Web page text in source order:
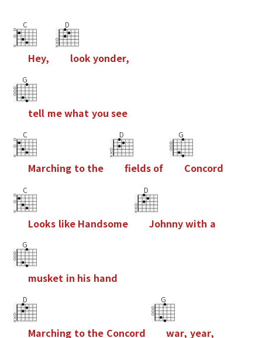
C
Hey,
D
lookyonder,
G
tell mewhat you see
C
Marching to the
D
felds of
G
Concord
C
Looks like Handsome
D
Johnnywith a
G
musket in his hand
D
Marching to the Concord
G
war, year,